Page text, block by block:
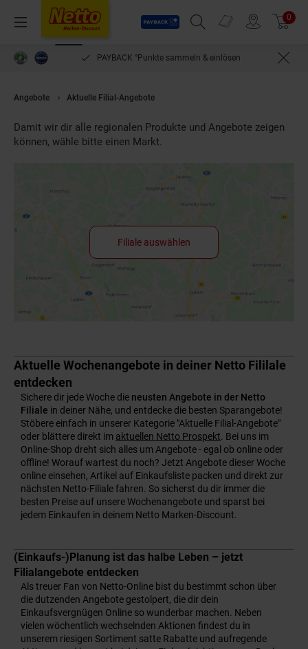
Menü
Payback
Suchfeld einblenden
Prospekte 0
PAYBACK °Punkte sammeln & einlösen
Angebote Aktuelle Filial-Angebote
Damit wir dir alle regionalen Produkte und Angebote zeigen
können, wähle bitte einen Markt.
Filiale auswählen
Aktuelle Wochenangebote in deiner Netto Fililale
entdecken
Sichere dir jede Woche die neusten Angebote in der Netto
Filiale in deiner Nähe, und entdecke die besten Sparangebote!
Stöbere einfach in unserer Kategorie "Aktuelle Filial-Angebote"
oder blättere direkt im aktuellen Netto Prospekt . Bei uns im
Online-Shop dreht sich alles um Angebote - egal ob online oder
offline! Worauf wartest du noch? Jetzt Angebote dieser Woche
online einsehen, Artikel auf Einkaufsliste packen und direkt zur
nächsten Netto-Filiale fahren. So sicherst du dir immer die
besten Preise auf unsere Wochenangebote und sparst bei
jedem Einkaufen in deinem Netto Marken-Discount.
(Einkaufs-)Planung ist das halbe Leben – jetzt
Filialangebote entdecken
Als treuer Fan von Netto-Online bist du bestimmt schon über
die dutzenden Angebote gestolpert, die dir dein
Einkaufsvergnügen Online so wunderbar machen. Neben
vielen wöchentlich wechselnden Aktionen findest du in
unserem riesigen Sortiment satte Rabatte und aufregende